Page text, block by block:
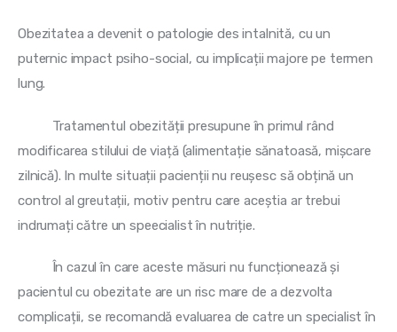
Obezitatea a devenit o patologie des intalnită, cu un
puternic impact psiho-social, cu implicații majore pe termen
lung.
Tratamentul obezității presupune în primul rând
modificarea stilului de viață (alimentație sănatoasă, mișcare
zilnică). In multe situații pacienții nu reușesc să obțină un
control al greutații, motiv pentru care aceștia ar trebui
indrumați către un speecialist în nutriție.
În cazul în care aceste măsuri nu funcționează și
pacientul cu obezitate are un risc mare de a dezvolta
complicații, se recomandă evaluarea de catre un specialist în